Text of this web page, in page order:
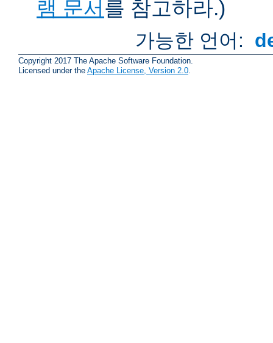
램 문서를 참고하라.)
가능한 언어:
Copyright 2017 The Apache Software Foundation.
Licensed under the Apache License, Version 2.0.